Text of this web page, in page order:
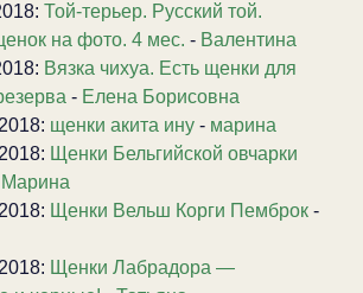
Той-терьер. Русский той.
на фото. 4 мес. - Валентина
Вязка чихуа. Есть щенки для
- Елена Борисовна
щенки акита ину - марина
Щенки Бельгийской овчарки
Марина
Щенки Вельш Корги Пемброк -
Щенки Лабрадора —